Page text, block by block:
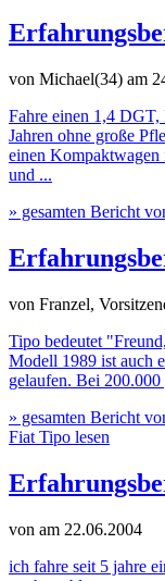
von Michael(34) am
Fahre einen 1,4
Jahren ohne große
einen Kompaktwagen
und ...
» gesamten Bericht
von Franzel,
Tipo bedeutet
Modell 1989 ist auch
gelaufen. Bei
» gesamten Bericht
Fiat Tipo lesen
von am 22.06.2004
ich fahre seit 5 jahre